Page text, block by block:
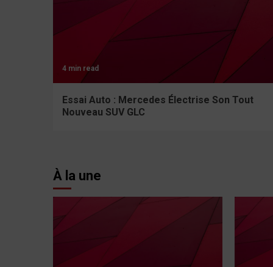
4 min read
Essai Auto : Mercedes Électrise Son Tout
Nouveau SUV GLC
À la une